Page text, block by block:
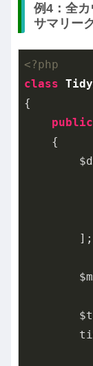
例4：全
サマリー
<?php
class
{
public
{
        ];